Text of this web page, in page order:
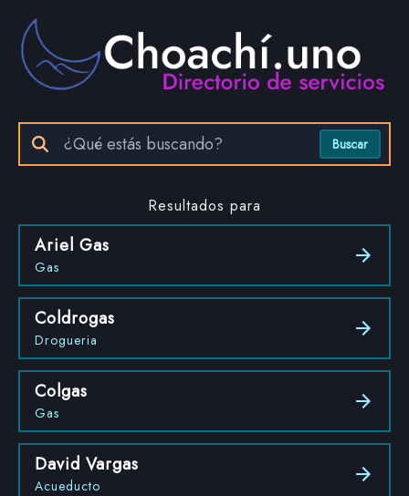
Buscar
Resultados para
Ariel Gas
Gas
Coldrogas
Drogueria
Colgas
Gas
David Vargas
Acueducto